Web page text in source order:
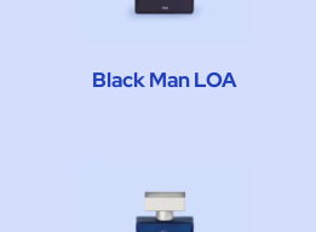
Black Man LOA